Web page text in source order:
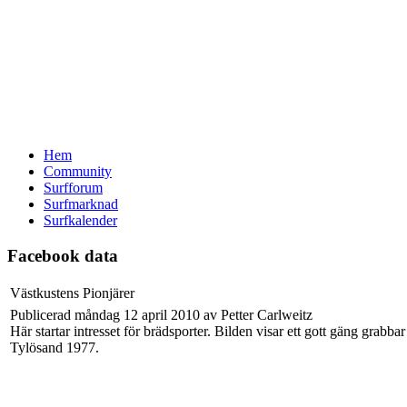
Hem
Community
Surfforum
Surfmarknad
Surfkalender
Facebook data
Västkustens Pionjärer
Publicerad måndag 12 april 2010 av Petter Carlweitz
Här startar intresset för brädsporter. Bilden visar ett gott gäng
Tylösand 1977.